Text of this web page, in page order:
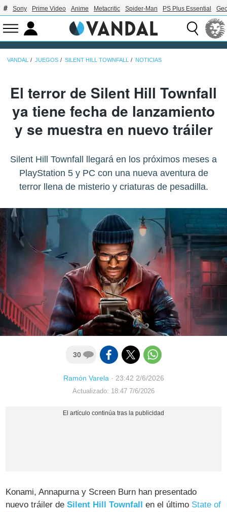
Sony Prime Video Anime Metacritic Spider-Man PS Plus Essential
VANDAL JUEGOS SILENT HILL TOWNFALL NOTICIAS
El terror de Silent Hill Townfall
ya tiene fecha de lanzamiento
y se muestra en nuevo tráiler
Silent Hill Townfall llegará en los próximos meses a
PlayStation 5 y PC con una nueva aventura de
terror llena de misterio y criaturas de pesadilla.
30
Ramón Varela· 23:42 2/6/2026
Actualizado: 18:47 7/6/2026
Konami, Annapurna y Screen Burn han presentado
nuevo tráiler deSilent Hill Townfall en el último State of